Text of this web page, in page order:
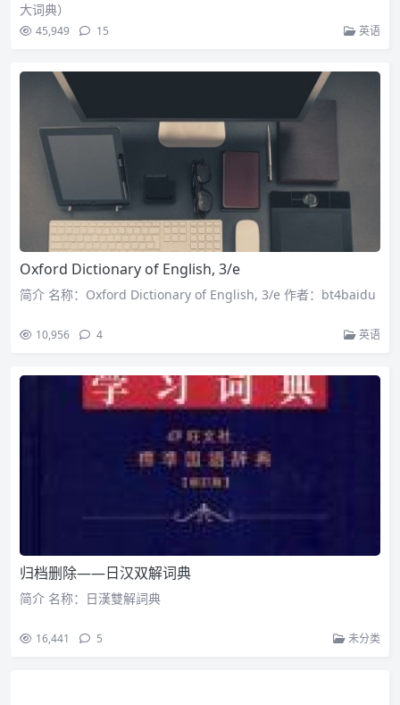
大词典）
45,949 15 英语
Oxford Dictionary of English, 3/e
简介 名称：Oxford Dictionary of English, 3/e 作者：bt4baidu
10,956 4 英语
归档删除——日汉双解词典
简介 名称：日漢雙解詞典
16,441 5 未分类